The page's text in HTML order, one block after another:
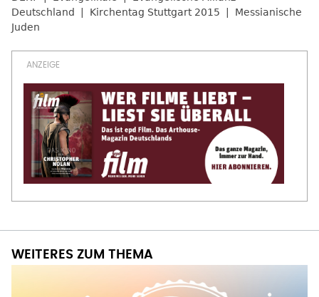
Deutschland
Kirchentag Stuttgart 2015
Messianische
Juden
WEITERES ZUM THEMA